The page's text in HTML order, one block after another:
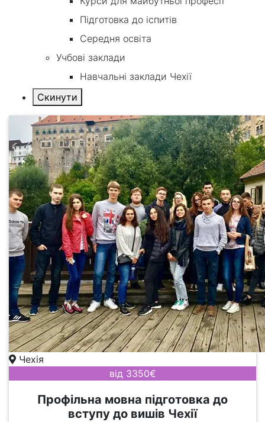
Підготовка до іспитів
Середня освіта
Учбові заклади
Навчальні заклади Чехії
Чехія
від 3350€
Профільна мовна підготовка до
вступу до вишів Чехії